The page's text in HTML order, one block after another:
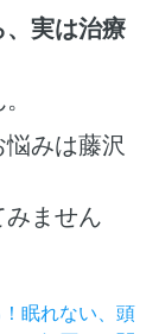
、実は治療
みは藤沢
ません
眠れない、頭